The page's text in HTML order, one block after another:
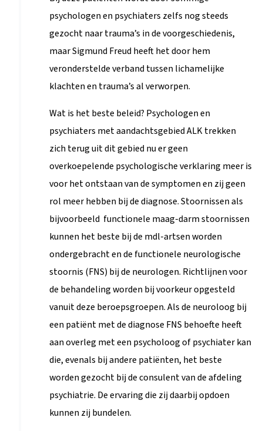
psychologen en psychiaters zelfs nog steeds
gezocht naar trauma’s in de voorgeschiedenis,
maar Sigmund Freud heeft het door hem
veronderstelde verband tussen lichamelijke
klachten en trauma’s al verworpen.
Wat is het beste beleid? Psychologen en
psychiaters met aandachtsgebied ALK trekken
zich terug uit dit gebied nu er geen
overkoepelende psychologische verklaring meer is
voor het ontstaan van de symptomen en zij geen
rol meer hebben bij de diagnose. Stoornissen als
bijvoorbeeld functionele maag-darm stoornissen
kunnen het beste bij de mdl-artsen worden
ondergebracht en de functionele neurologische
stoornis (FNS) bij de neurologen. Richtlijnen voor
de behandeling worden bij voorkeur opgesteld
vanuit deze beroepsgroepen. Als de neuroloog bij
een patiënt met de diagnose FNS behoefte heeft
aan overleg met een psycholoog of psychiater kan
die, evenals bij andere patiënten, het beste
worden gezocht bij de consulent van de afdeling
psychiatrie. De ervaring die zij daarbij opdoen
kunnen zij bundelen.